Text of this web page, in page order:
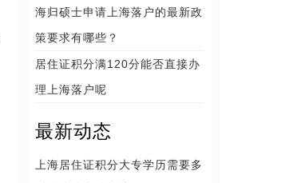
海归硕士申请上海落户的最新政
策要求有哪些？
居住证积分满120分能否直接办
理上海落户呢
最新动态
上海居住证积分大专学历需要多